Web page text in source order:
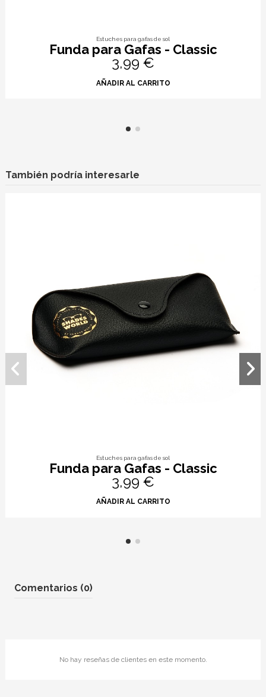
Estuches para gafas de sol
Funda para Gafas - Triangulo
4,99 €
También podría interesarle
Estuches para gafas de sol
Funda para Gafas - Classic
3,99 €
AÑADIR AL CARRITO
Comentarios (0)
No hay reseñas de clientes en este momento.